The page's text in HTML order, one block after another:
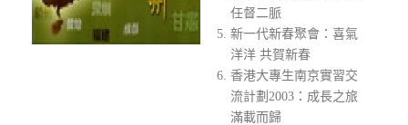
任督二脈
新一代新春聚會：喜氣
洋洋 共賀新春
香港大專生南京實習交
流計劃2003：成長之旅
滿載而歸